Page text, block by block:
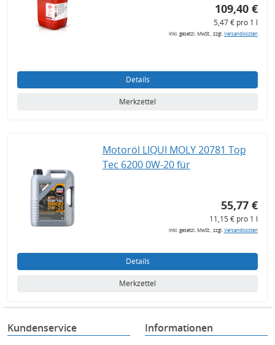
109,40 €
5,47 € pro 1 l
inkl. gesetzl. MwSt., zzgl.Versandkosten
Details
Merkzettel
Motoröl LIQUI MOLY 20781 Top
Tec 6200 0W-20 für
55,77 €
11,15 € pro 1 l
inkl. gesetzl. MwSt., zzgl.Versandkosten
Details
Merkzettel
Kundenservice Informationen